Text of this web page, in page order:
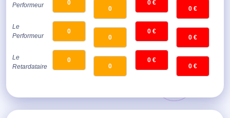
Performeur
Le
Performeur
Le
Retardataire